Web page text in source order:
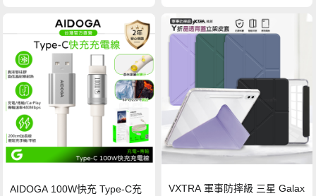
AIDOGA 100W快充 Type-C充
VXTRA 軍事防摔級 三星 Galax